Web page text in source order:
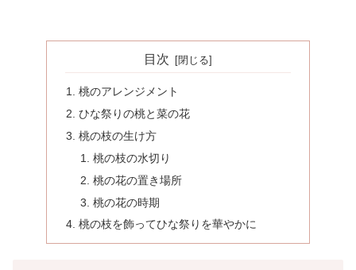
目次
桃のアレンジメント
ひな祭りの桃と菜の花
桃の枝の生け方
桃の枝の水切り
桃の花の置き場所
桃の花の時期
桃の枝を飾ってひな祭りを華やかに